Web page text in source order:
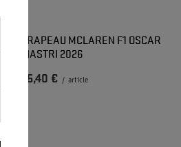
DRAPEAU MCLAREN F1 OSCAR
PIASTRI 2026
25,40 € / article